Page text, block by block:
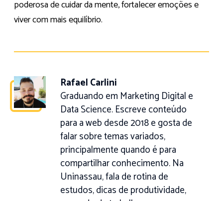
poderosa de cuidar da mente, fortalecer emoções e
viver com mais equilíbrio.
Rafael Carlini
Graduando em Marketing Digital e
Data Science. Escreve conteúdo
para a web desde 2018 e gosta de
falar sobre temas variados,
principalmente quando é para
compartilhar conhecimento. Na
Uninassau, fala de rotina de
estudos, dicas de produtividade,